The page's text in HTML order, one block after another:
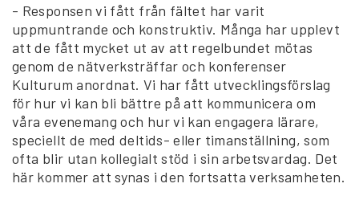
- Responsen vi fått från fältet har varit
uppmuntrande och konstruktiv. Många har upplevt
att de fått mycket ut av att regelbundet mötas
genom de nätverksträffar och konferenser
Kulturum anordnat. Vi har fått utvecklingsförslag
för hur vi kan bli bättre på att kommunicera om
våra evenemang och hur vi kan engagera lärare,
speciellt de med deltids- eller timanställning, som
ofta blir utan kollegialt stöd i sin arbetsvardag. Det
här kommer att synas i den fortsatta verksamheten.